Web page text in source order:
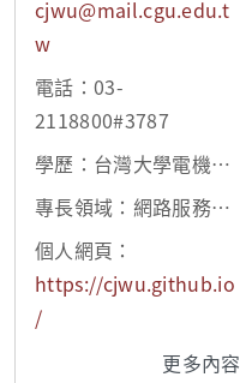
cjwu@mail.cgu.edu.t
w
電話：03-
2118800#3787
學歷：台灣大學電機工
程博士
專長領域：網路服務、
大數據、雲端運算、自
然語言處理、計算廣告
個人網頁：
https://cjwu.github.io
/
更多內容